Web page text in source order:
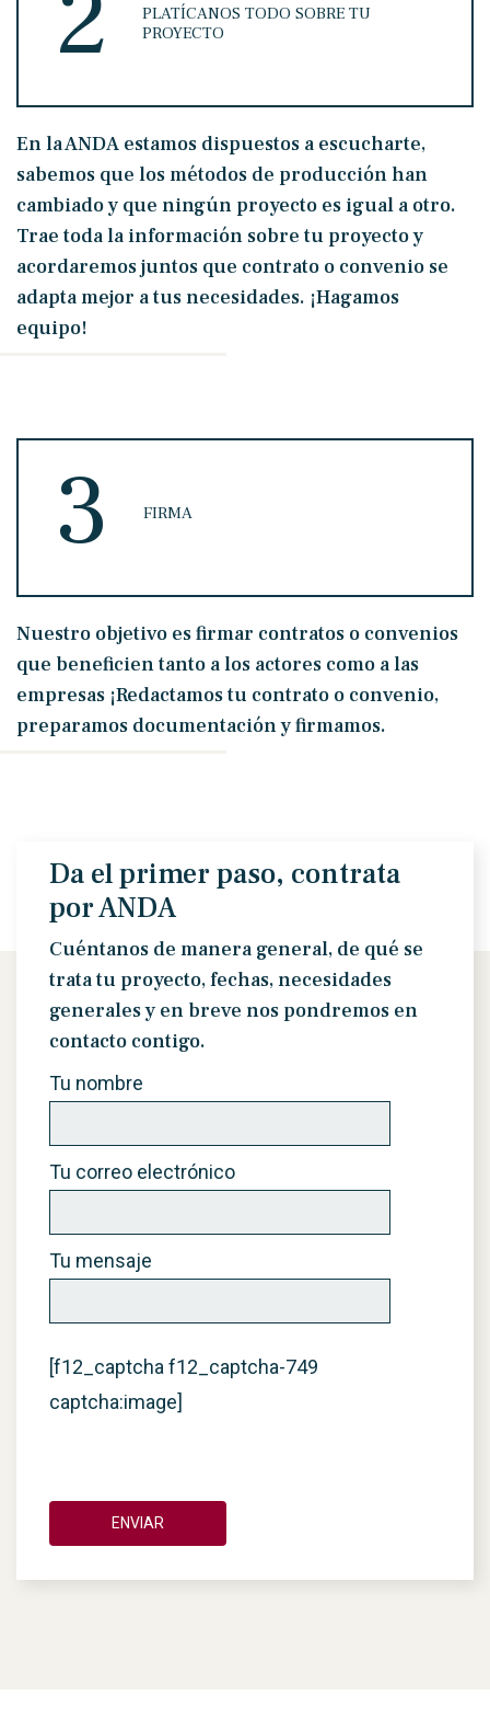
PLATÍCANOS TODO SOBRE TU
PROYECTO
En la ANDA estamos dispuestos a escucharte,
sabemos que los métodos de producción han
cambiado y que ningún proyecto es igual a otro.
Trae toda la información sobre tu proyecto y
acordaremos juntos que contrato o convenio se
adapta mejor a tus necesidades. ¡Hagamos
equipo!
3 FIRMA
Nuestro objetivo es firmar contratos o convenios
que beneficien tanto a los actores como a las
empresas ¡Redactamos tu contrato o convenio,
preparamos documentación y firmamos.
Da el primer paso, contrata
por ANDA
Cuéntanos de manera general, de qué se
trata tu proyecto, fechas, necesidades
generales y en breve nos pondremos en
contacto contigo.
Tu nombre
Tu correo electrónico
Tu mensaje
[f12_captcha f12_captcha-749
captcha:image]